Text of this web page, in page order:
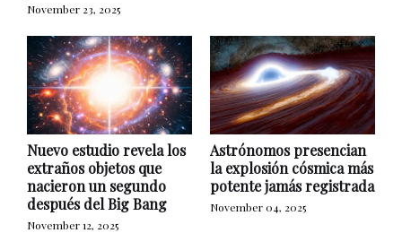
November 23, 2025
Nuevo estudio revela los
extraños objetos que
nacieron un segundo
después del Big Bang
November 12, 2025
Astrónomos presencian
la explosión cósmica más
potente jamás registrada
November 04, 2025